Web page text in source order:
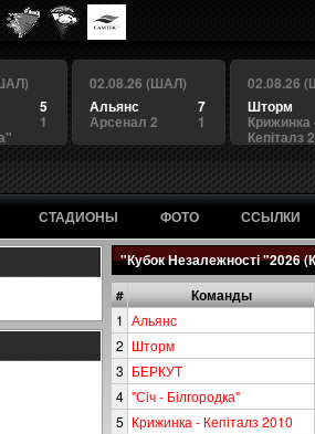
5
1
02.08.26 (ШАЛ)
7
Альянс
1
Арсенал 2
02.08.26
Шторм
Крижинка
Кепіталз
СТАДИОНЫ ФОТО ССЫЛКИ
"Кубок Незалежності "2026
# Команды
1 Альянс
2 Шторм
3 БЕРКУТ
4 "Сiч - Білгородка"
5 Крижинка - Кепіталз 2010